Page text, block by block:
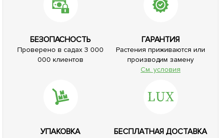
БЕЗОПАСНОСТЬ
Проверено в садах 3 000
000 клиентов
ГАРАНТИЯ
Растения приживаются или
производим замену
См. условия
УПАКОВКА БЕСПЛАТНАЯ ДОСТАВКА